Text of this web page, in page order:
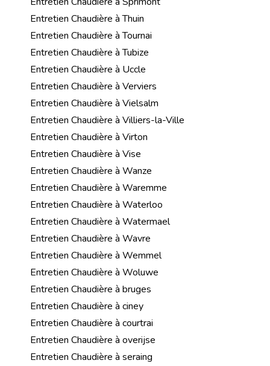
Entretien Chaudière à Thuin
Entretien Chaudière à Tournai
Entretien Chaudière à Tubize
Entretien Chaudière à Uccle
Entretien Chaudière à Verviers
Entretien Chaudière à Vielsalm
Entretien Chaudière à Villiers-la-Ville
Entretien Chaudière à Virton
Entretien Chaudière à Vise
Entretien Chaudière à Wanze
Entretien Chaudière à Waremme
Entretien Chaudière à Waterloo
Entretien Chaudière à Watermael
Entretien Chaudière à Wavre
Entretien Chaudière à Wemmel
Entretien Chaudière à Woluwe
Entretien Chaudière à bruges
Entretien Chaudière à ciney
Entretien Chaudière à courtrai
Entretien Chaudière à overijse
Entretien Chaudière à seraing